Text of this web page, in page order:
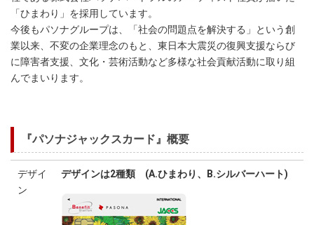
「ひまわり」を採用しています。
今後もパソナグループは、「社会の問題点を解決する」という創
業以来、不変の企業理念のもと、東日本大震災の復興支援ならび
に障害者支援、文化・芸術活動など多様な社会貢献活動に取り組
んでまいります。
『パソナジャックスカード』概要
デザイ
ン
デザインは2種類 (A.ひまわり、B.シルバーハート)